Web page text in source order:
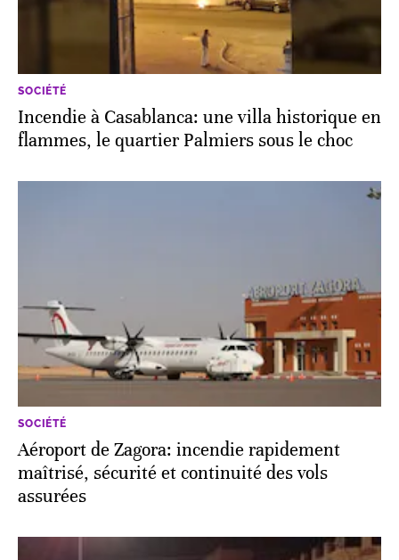
SOCIÉTÉ
Incendie à Casablanca: une villa historique en
flammes, le quartier Palmiers sous le choc
SOCIÉTÉ
Aéroport de Zagora: incendie rapidement
maîtrisé, sécurité et continuité des vols
assurées